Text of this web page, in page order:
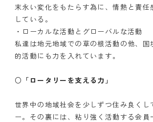
末永い変化をもたらす為に、情熱と責任
している。
・ローカルな活動とグローバルな活動
私達は地元地域での草の根活動の他、国
的活動にも力を入れています。
○「ロータリーを支える力」
世界中の地域社会を少しずつ住み良くし
ー。その裏には、粘り強く活動する会員